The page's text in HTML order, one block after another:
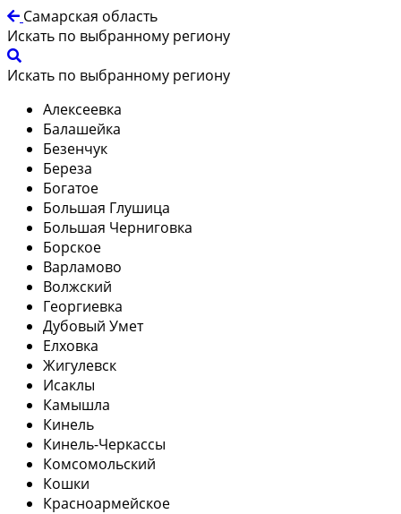
Самарская область
Искать по выбранному региону
Искать по выбранному региону
Алексеевка
Балашейка
Безенчук
Береза
Богатое
Большая Глушица
Большая Черниговка
Борское
Варламово
Волжский
Георгиевка
Дубовый Умет
Елховка
Жигулевск
Исаклы
Камышла
Кинель
Кинель-Черкассы
Комсомольский
Кошки
Красноармейское